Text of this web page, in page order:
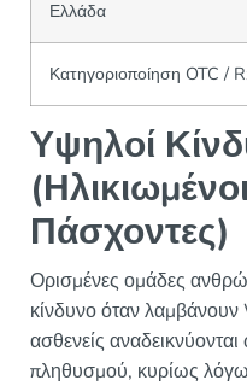
Ελλάδα
Κατηγοριοποίηση OTC /
Υψηλοί
Πάσχοντες)
Ορισμένες ομάδες
κίνδυνο όταν
ασθενείς
πληθυσμού, κυρίως